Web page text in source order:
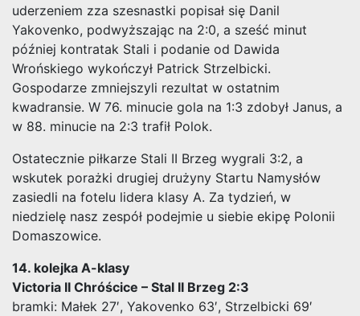
uderzeniem zza szesnastki popisał się Danil
Yakovenko, podwyższając na 2:0, a sześć minut
później kontratak Stali i podanie od Dawida
Wrońskiego wykończył Patrick Strzelbicki.
Gospodarze zmniejszyli rezultat w ostatnim
kwadransie. W 76. minucie gola na 1:3 zdobył Janus, a
w 88. minucie na 2:3 trafił Polok.
Ostatecznie piłkarze Stali II Brzeg wygrali 3:2, a
wskutek porażki drugiej drużyny Startu Namysłów
zasiedli na fotelu lidera klasy A. Za tydzień, w
niedzielę nasz zespół podejmie u siebie ekipę Polonii
Domaszowice.
14. kolejka A-klasy
Victoria II Chróścice – Stal II Brzeg 2:3
bramki: Małek 27′, Yakovenko 63′, Strzelbicki 69′